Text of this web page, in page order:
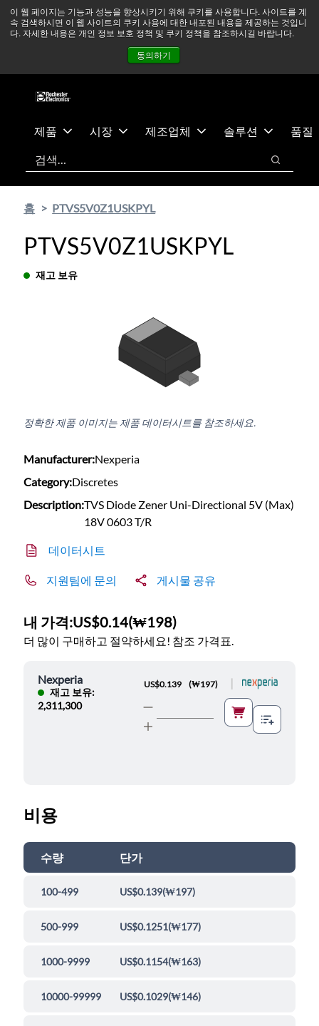
이 웹 페이지는 기능과 성능을 향상시키기 위해 쿠키를 사용합니다. 사이트를 계
속 검색하시면 이 웹 사이트의 쿠키 사용에 대한 내포된 내용을 제공하는 것입니
다. 자세한 내용은 개인 정보 보호 정책 및 쿠키 정책을 참조하시길 바랍니다.
동의하기
츠
건
중동 지역 상황을 지속적으로 주시하고 있으며, 모든 서비스는
정상적으로 운영되고 있습니다. 더 읽어보기 →
뉴스
문의하기
제품 시장 제조업체 솔루션
품질
검색
검색
홈 PTVS5V0Z1USKPYL
PTVS5V0Z1USKPYL
재고 보유
정확한 제품 이미지는 제품 데이터시트를 참조하세요.
Manufacturer:Nexperia
Category:Discretes
Description:TVS Diode Zener Uni-Directional 5V (Max)
18V 0603 T/R
데이터시트
지원팀에 문의 게시물 공유
내 가격:US$0.14(₩198)
더 많이 구매하고 절약하세요! 참조 가격표.
Nexperia
재고 보유:
2,311,300
US$0.139 (₩197)
비용
수량 단가
100-499 US$0.139(₩197)
500-999 US$0.1251(₩177)
1000-9999 US$0.1154(₩163)
10000-99999 US$0.1029(₩146)